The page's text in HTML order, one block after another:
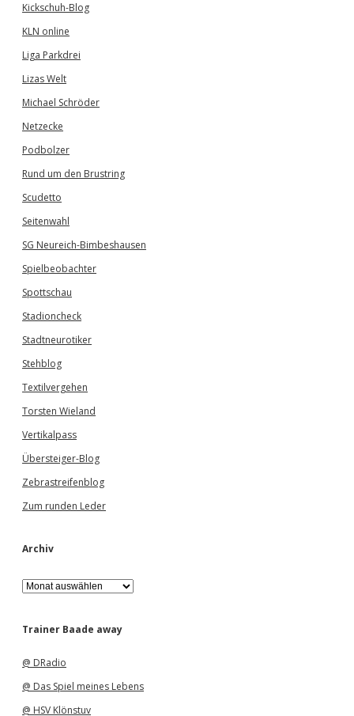
Kickschuh-Blog
KLN online
Liga Parkdrei
Lizas Welt
Michael Schröder
Netzecke
Podbolzer
Rund um den Brustring
Scudetto
Seitenwahl
SG Neureich-Bimbeshausen
Spielbeobachter
Spottschau
Stadioncheck
Stadtneurotiker
Stehblog
Textilvergehen
Torsten Wieland
Vertikalpass
Übersteiger-Blog
Zebrastreifenblog
Zum runden Leder
Archiv
A
r
h
Trainer Baade away
@ DRadio
@ Das Spiel meines Lebens
@ HSV Klönstuv